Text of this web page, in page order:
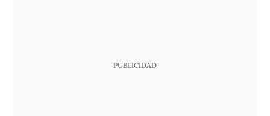
PUBLICIDAD